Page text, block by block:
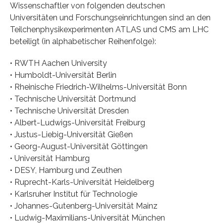
Wissenschaftler von folgenden deutschen
Universitäten und Forschungseinrichtungen sind an den
Teilchenphysikexperimenten ATLAS und CMS am LHC
beteiligt (in alphabetischer Reihenfolge):
• RWTH Aachen University
• Humboldt-Universität Berlin
• Rheinische Friedrich-Wilhelms-Universität Bonn
• Technische Universität Dortmund
• Technische Universität Dresden
• Albert-Ludwigs-Universität Freiburg
• Justus-Liebig-Universität Gießen
• Georg-August-Universität Göttingen
• Universität Hamburg
• DESY, Hamburg und Zeuthen
• Ruprecht-Karls-Universität Heidelberg
• Karlsruher Institut für Technologie
• Johannes-Gutenberg-Universität Mainz
• Ludwig-Maximilians-Universität München